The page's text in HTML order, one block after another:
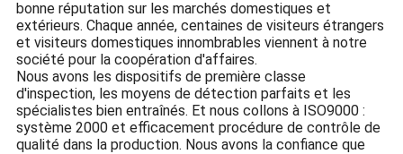
bonne réputation sur les marchés domestiques et
extérieurs. Chaque année, centaines de visiteurs étrangers
et visiteurs domestiques innombrables viennent à notre
société pour la coopération d'affaires.
Nous avons les dispositifs de première classe
d'inspection, les moyens de détection parfaits et les
spécialistes bien entraînés. Et nous collons à ISO9000 :
système 2000 et efficacement procédure de contrôle de
qualité dans la production. Nous avons la confiance que